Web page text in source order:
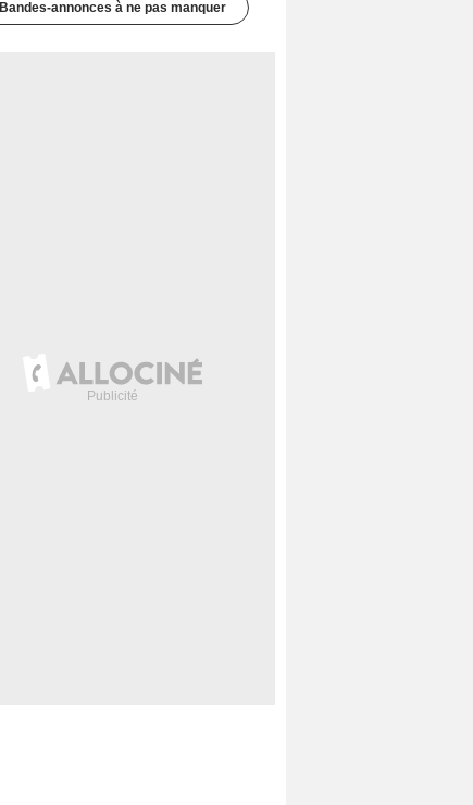
Bandes-annonces à ne pas manquer